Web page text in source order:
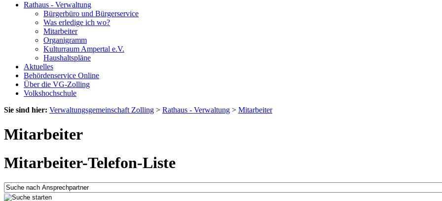
Rathaus - Verwaltung
Bürgerbüro und Bürgerservice
Was erledige ich wo?
Mitarbeiter
Organigramm
Kulturraum Ampertal e.V.
Haushaltspläne
Aktuelles
Behördenservice Online
Über die VG-Zolling
Volkshochschule
Sie sind hier: Verwaltungsgemeinschaft Zolling > Rathaus - Verwaltung > Mitarbeiter
Mitarbeiter
Mitarbeiter-Telefon-Liste